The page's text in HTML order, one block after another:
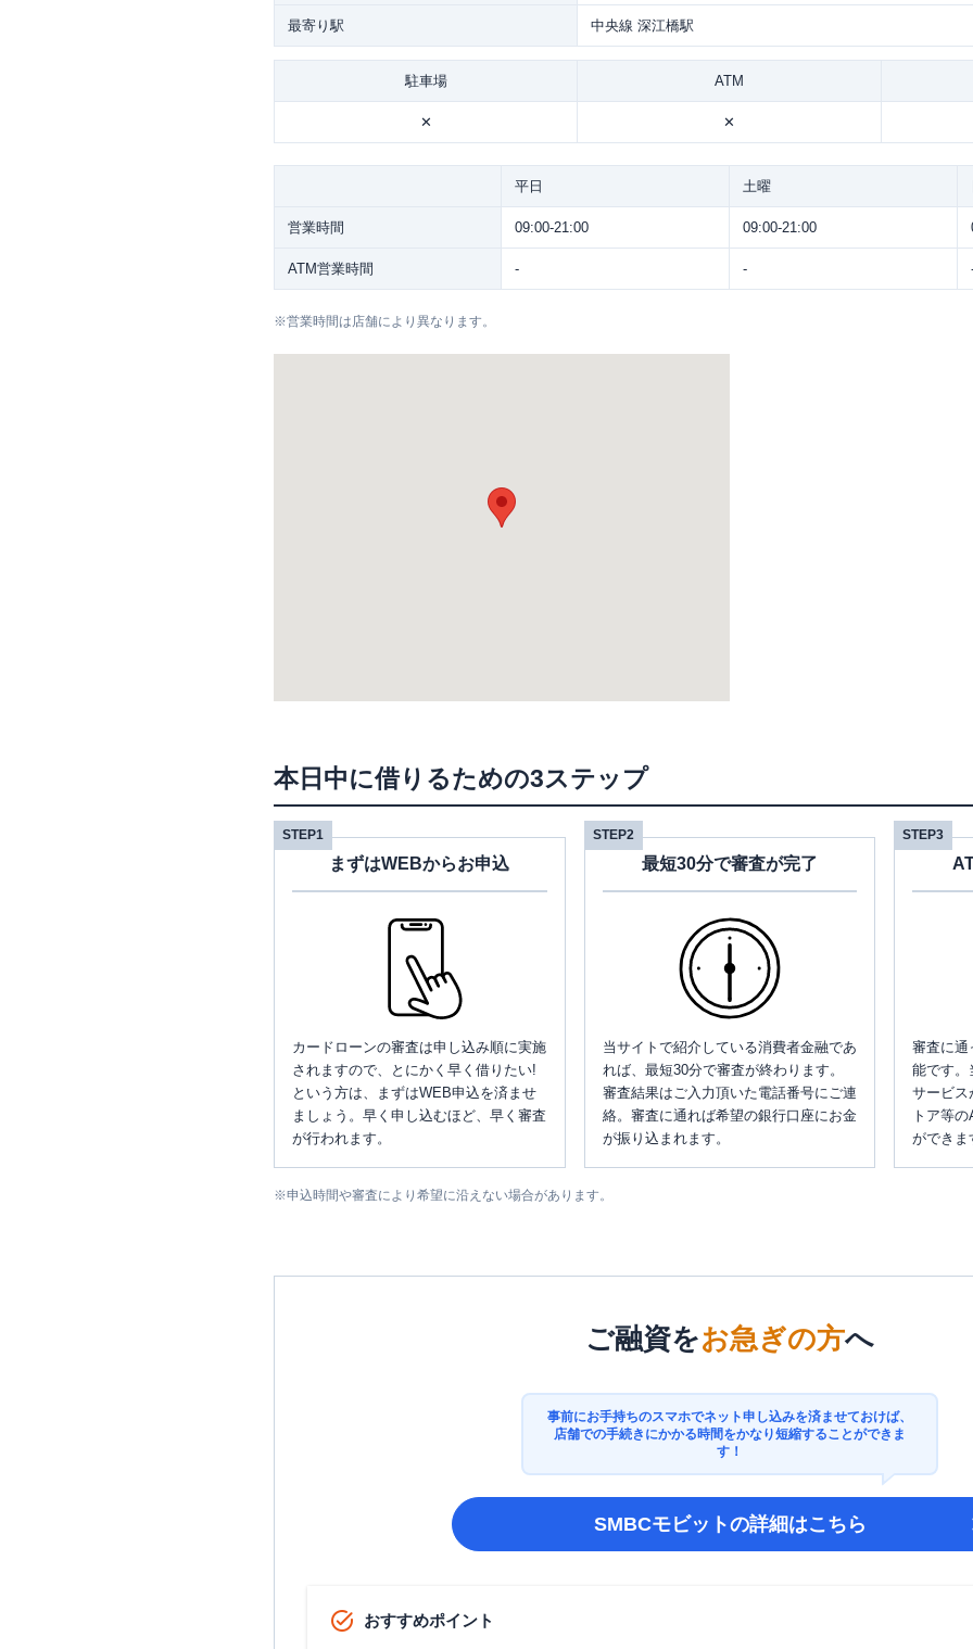
最寄り駅 中央線 深江橋駅
駐車場 ATM
✕ ✕
平日 土曜
営業時間 09:00-21:00 09:00-21:00
ATM営業時間 - -
※営業時間は店舗により異なります。
本日中に借りるための3ステップ
STEP1
まずはWEBからお申込
カードローンの審査は申し込み順に実施
されますので、とにかく早く借りたい!
という方は、まずはWEB申込を済ませ
ましょう。早く申し込むほど、早く審査
が行われます。
STEP2
最短30分で審査が完了
当サイトで紹介している消費者金融であ
れば、最短30分で審査が終わります。
審査結果はご入力頂いた電話番号にご連
絡。審査に通れば希望の銀行口座にお金
が振り込まれます。
STEP3
審査に通
能です。
サービス
トア等
ができま
※申込時間や審査により希望に沿えない場合があります。
ご融資をお急ぎの方へ
事前にお手持ちのスマホでネット申し込みを済ませておけば、
店舗での手続きにかかる時間をかなり短縮することができま
す！
SMBCモビットの詳細はこちら
おすすめポイント